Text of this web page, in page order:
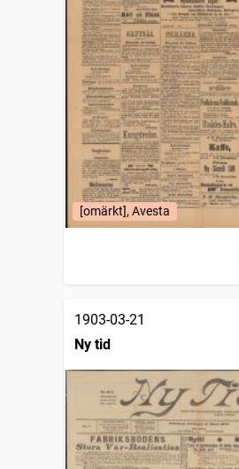
[omärkt], Avesta
1903-03-21
Ny tid